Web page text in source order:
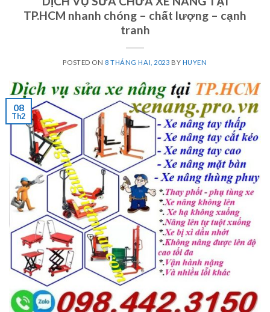
TP.HCM nhanh chóng – chất lượng – cạnh
tranh
POSTED ON 8 THÁNG HAI, 2023 BY HUYEN
08
Th2